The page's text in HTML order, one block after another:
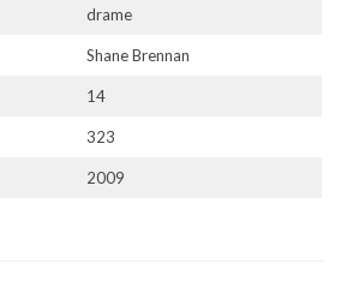
drame
Shane Brennan
14
323
2009